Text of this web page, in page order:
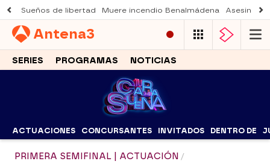
Sueños de libertad Muere incendio Benalmádena Asesinato
Antena3
SERIES PROGRAMAS NOTICIAS
ACTUACIONES CONCURSANTES INVITADOS DENTRO DE
PRIMERA SEMIFINAL | ACTUACIÓN